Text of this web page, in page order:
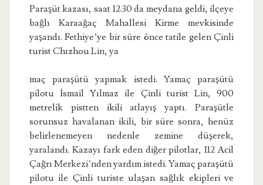
Paraşüt kazası, saat 12.30 da meydana geldi, ilçeye
bağlı Karaağaç Mahallesi Kirme mevkisinde
yaşandı. Fethiye’ye bir süre önce tatile gelen Çinli
turist Chızhou Lin, ya
maç paraşütü yapmak istedi. Yamaç paraşütü
pilotu İsmail Yılmaz ile Çinli turist Lin, 900
metrelik pistten ikili atlayış yaptı. Paraşütle
sorunsuz havalanan ikili, bir süre sonra, henüz
belirlenemeyen nedenle zemine düşerek,
yaralandı. Kazayı fark eden diğer pilotlar, 112 Acil
Çağrı Merkezi’nden yardım istedi. Yamaç paraşütü
pilotu ile Çinli turiste ulaşan sağlık ekipleri ve